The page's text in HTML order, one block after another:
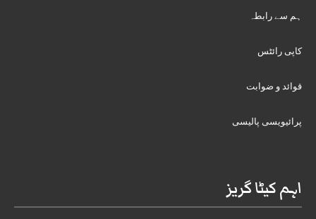
ہم سے رابطہ
کاپی رائٹس
قوائد و ضوابت
پرائیویسی پالیسی
اہم کیٹا گریز